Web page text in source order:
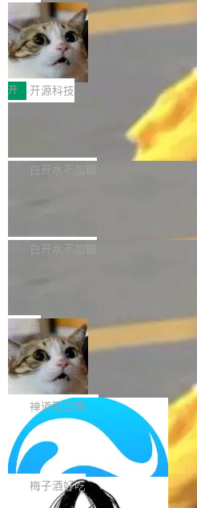
化系统等关键方向的系统性技术实力
聚焦多语言对话语音模型面临的关键
共吸引来自全球工业界与学术界的1...
5 的架构基础构建，参数规模扩展至
激活参数95B，支持100万上下文
程、办公、科研以及长周期任务等方
面提升。它不仅能应对更具挑战性的
更可靠地端到端完成复杂任务，输出
成果。 全球开发者都可通过千问 AI
wen3.8 的 API 服务：国内每百万
态生成模型，能生成带原生立体声的
没有发布会，没有预告，直接扔了篇
权重已经上传至 Hugging Face。 去
频生成模型还在追 Runway 和 Pika
天 MiniMax H3 从架构到许可都摆
个模型，三个模块，两个开源。 H3
组成：H3-Context-IR 负责多模态指
排（闭源，提供 API）；H3-Base 是
型，33B 参数，负责 768p 音视频生
局
DeepSeek-V4-Flash正式版API上
算互联网
近日，DeepSeek-V4-Flash 正式版
开测试。国家超算互联网正式上线
4-Flash 正式版（DeepSeek-V4-
模型 API 调用服务和模型文件。
Flash-0731 经过大量后训练工作，
大幅增强，指令遵循能力大幅增强。
模型 API 调用服务，用户无需繁琐环
开 开源科技
Docker 29.7.1 现已发布，具体更新
Bug fixes and enhancements 修复
绝遍历绝对符号链接的容器路径，例
更新说明：https://github.com/
白开水不加糖
计语言和 React 组件库。Ant
ut.OTP 的 mask 为 true 时仍显示原
题。#58805 修复 Input.TextArea 调
在触摸设备上显示为小圆点的问题。
pography 优化 Typography 省略提
中的渲染性能。#58806 修复
白开水不加糖
比它便宜的。 Artificial Analysis 更
eek V4 Flash 0731 的完整评测。一
nce Index vs Cost per Task 的散点
个模型排成一列，V4 Flash 贴着底
一次任务。 V4 Flash 的
分 50，在 101 个模型中排第 3。排
的：Claude Opus 5（61 分）、
5（60 分）、GPT-5.6 Sol（59 分
（57 分）、Grok 4...
局
禅道开源版 22.4 发布，内置
0 正式版，提供从代码提交到交
生命周期的管理能力
大家好， 禅道开源版22.4发布啦！
带来了DevOps4.0系列的首个正式
ps4.0内置与禅道DevOps专业版同
核心，依托于全自研的GitFox代码托
们提供了从代码提交到交付的全生命
能力。同时，我们 对禅道DevOps
进行了革命性的重构，为后续AI辅
Solon 的 10 种 HTTP 服务器：改
依赖，换一个引擎
用 Solon 做线上项目有一阵子了，
接触的人觉得意外：服务器引擎是
olon 内核约 0.3MB，不内置固定的
梅子酒好吃